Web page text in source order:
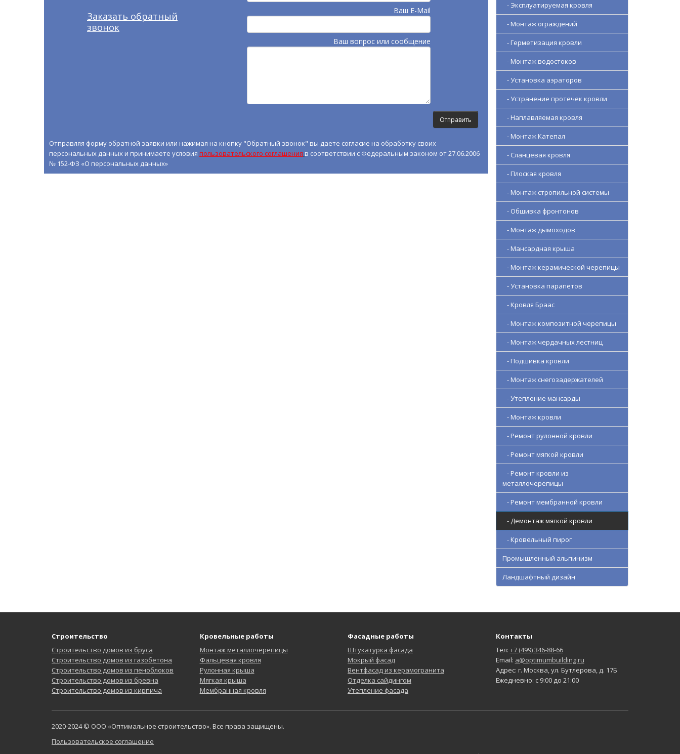
Заказать обратный
звонок
Ваш E-Mail
Ваш вопрос или сообщение
Отправляя форму обратной заявки или нажимая на кнопку "Обратный звонок" вы даете согласие на обработку своих
персональных данных и принимаете условия пользовательского соглашения в соответствии с Федеральным законом от 27.06.2006
№ 152-ФЗ «О персональных данных»
- Эксплуатируемая кровля
- Монтаж ограждений
- Герметизация кровли
- Монтаж водостоков
- Установка аэраторов
- Устранение протечек кровли
- Наплавляемая кровля
- Монтаж Катепал
- Сланцевая кровля
- Плоская кровля
- Монтаж стропильной системы
- Обшивка фронтонов
- Монтаж дымоходов
- Мансардная крыша
- Монтаж керамической черепицы
- Установка парапетов
- Кровля Браас
- Монтаж композитной черепицы
- Монтаж чердачных лестниц
- Подшивка кровли
- Монтаж снегозадержателей
- Утепление мансарды
- Монтаж кровли
- Ремонт рулонной кровли
- Ремонт мягкой кровли
- Ремонт кровли из
металлочерепицы
- Ремонт мембранной кровли
- Демонтаж мягкой кровли
- Кровельный пирог
Промышленный альпинизм
Ландшафтный дизайн
Строительство
Строительство домов из бруса
Строительство домов из газобетона
Строительство домов из пеноблоков
Строительство домов из бревна
Строительство домов из кирпича
Кровельные работы
Монтаж металлочерепицы
Фальцевая кровля
Рулонная крыша
Мягкая крыша
Мембранная кровля
Фасадные работы
Штукатурка фасада
Мокрый фасад
Вентфасад из керамогранита
Отделка сайдингом
Утепление фасада
Контакты
Тел: +7 (499) 346-88-66
Email: a@optimumbuilding.ru
Адрес: г. Москва, ул. Бутлерова, д. 17Б
Ежедневно: с 9:00 до 21:00
2020-2024 © ООО «Оптимальное строительство». Все права защищены.
Пользовательское соглашение